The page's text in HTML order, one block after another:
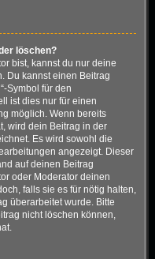
löschen?
bist, kannst du nur deine
Du kannst einen Beitrag
Symbol für den
ist dies nur für einen
möglich. Wenn bereits
wird dein Beitrag in der
Es wird sowohl die
angezeigt. Dieser
auf deinen Beitrag
oder Moderator deinen
falls sie es für nötig halten,
überarbeitet wurde. Bitte
nicht löschen können,